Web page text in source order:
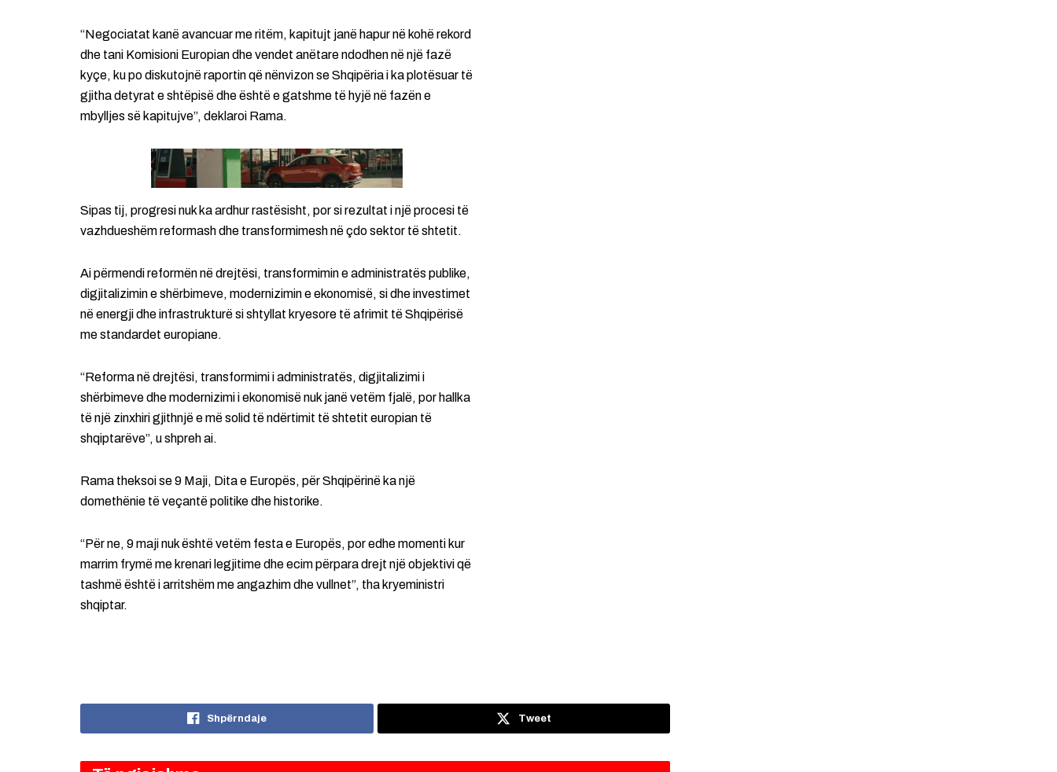
“Negociatat kanë avancuar me ritëm, kapitujt janë hapur në kohë rekord
dhe tani Komisioni Europian dhe vendet anëtare ndodhen në një fazë
kyçe, ku po diskutojnë raportin që nënvizon se Shqipëria i ka plotësuar të
gjitha detyrat e shtëpisë dhe është e gatshme të hyjë në fazën e
mbylljes së kapitujve”, deklaroi Rama.
Sipas tij, progresi nuk ka ardhur rastësisht, por si rezultat i një procesi të
vazhdueshëm reformash dhe transformimesh në çdo sektor të shtetit.
Ai përmendi reformën në drejtësi, transformimin e administratës publike,
digjitalizimin e shërbimeve, modernizimin e ekonomisë, si dhe investimet
në energji dhe infrastrukturë si shtyllat kryesore të afrimit të Shqipërisë
me standardet europiane.
“Reforma në drejtësi, transformimi i administratës, digjitalizimi i
shërbimeve dhe modernizimi i ekonomisë nuk janë vetëm fjalë, por hallka
të një zinxhiri gjithnjë e më solid të ndërtimit të shtetit europian të
shqiptarëve”, u shpreh ai.
Rama theksoi se 9 Maji, Dita e Europës, për Shqipërinë ka një
domethënie të veçantë politike dhe historike.
“Për ne, 9 maji nuk është vetëm festa e Europës, por edhe momenti kur
marrim frymë me krenari legjitime dhe ecim përpara drejt një objektivi që
tashmë është i arritshëm me angazhim dhe vullnet”, tha kryeministri
shqiptar.
Shpërndaje Tweet